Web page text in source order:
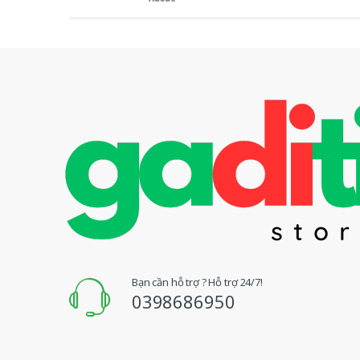
Bạn cần hỗ trợ ? Hỗ trợ 24/7!
0398686950